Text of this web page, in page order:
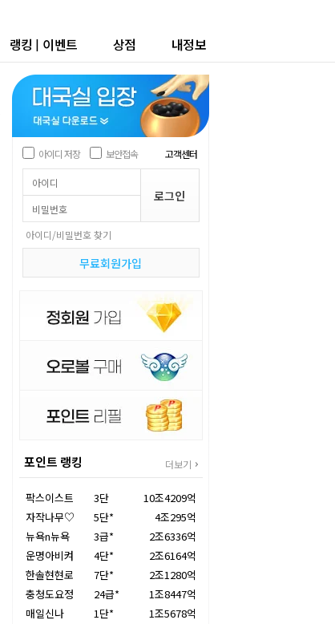
랭킹 | 이벤트 상점 내정보
아이디 저장 보안접속 고객센터
아이디/비밀번호 찾기
무료회원가입
포인트 랭킹 더보기
팍스이스트 3단
10조4209억
자작나무♡
5단*
4조295억
뉴욕n뉴욕
3급*
2조6336억
운명아비켜
4단*
2조6164억
한솔현현로
7단*
2조1280억
충청도요정
24급*
1조8447억
매일신나
1단*
1조5678억